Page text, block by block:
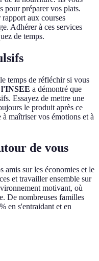
pour préparer vos plats.
aux courses
Adhérer à ces services
de temps.
temps de réfléchir si vous
l'INSEE a démontré que
Essayez de mettre une
le produit après ce
maîtriser vos émotions et à
de vous
amis sur les économies et le
et travailler ensemble sur
motivant, où
De nombreuses familles
en s'entraidant et en